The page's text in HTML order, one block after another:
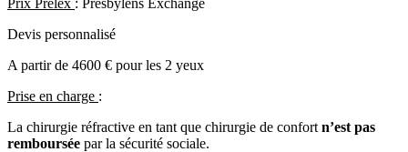
Prix Prelex : Presbylens Exchange
Devis personnalisé
A partir de 4600 € pour les 2 yeux
Prise en charge :
La chirurgie réfractive en tant que chirurgie de confort n’est pas
remboursée par la sécurité sociale.